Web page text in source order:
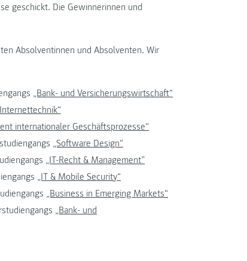
geschickt. Die Gewinnerinnen und
Absolventinnen und Absolventen. Wir
„Bank- und Versicherungswirtschaft“
internationaler Geschäftsprozesse“
„Software Design“
„IT-Recht & Management”
„IT & Mobile Security“
„Business in Emerging Markets“
„Bank- und